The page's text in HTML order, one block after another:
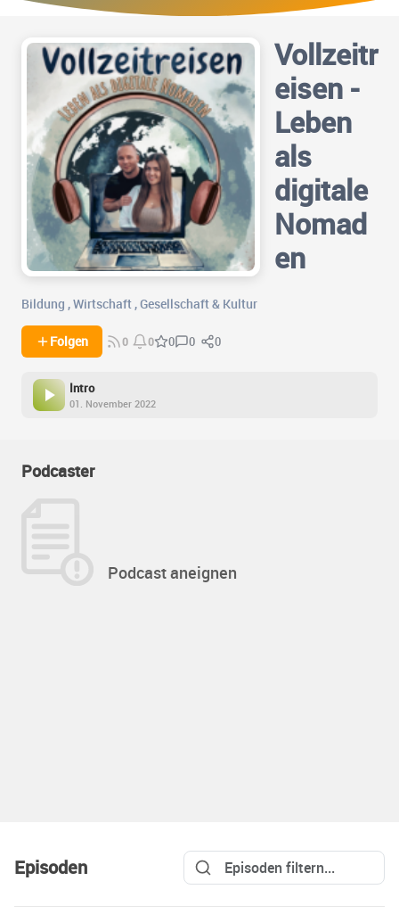
Vollzeitr
eisen -
Leben
als
digitale
Nomad
en
Bildung ,Wirtschaft ,Gesellschaft & Kultur
Folgen 0 0 0 0 0
Intro
01. November 2022
Podcaster
Podcast aneignen
Episoden